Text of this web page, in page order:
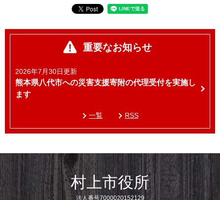
重要なお知らせ
2026年7月30日更新
熊本県八代市への災害支援寄附の代理受付を実施し
ます
一覧 RSS
村上市役所
法人番号7000020152129